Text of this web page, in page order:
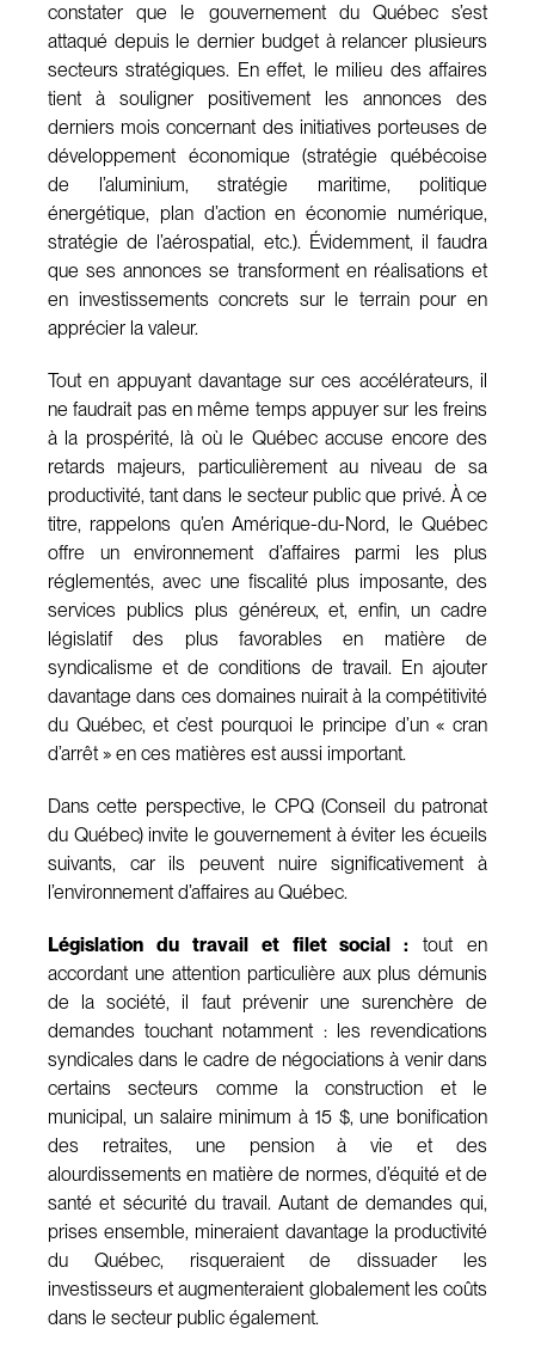
constater que le gouvernement du Québec s’est
attaqué depuis le dernier budget à relancer plusieurs
secteurs stratégiques. En effet, le milieu des affaires
tient à souligner positivement les annonces des
derniers mois concernant des initiatives porteuses de
développement économique (stratégie québécoise
de l’aluminium, stratégie maritime, politique
énergétique, plan d’action en économie numérique,
stratégie de l’aérospatial, etc.). Évidemment, il faudra
que ses annonces se transforment en réalisations et
en investissements concrets sur le terrain pour en
apprécier la valeur.
Tout en appuyant davantage sur ces accélérateurs, il
ne faudrait pas en même temps appuyer sur les freins
à la prospérité, là où le Québec accuse encore des
retards majeurs, particulièrement au niveau de sa
productivité, tant dans le secteur public que privé. À ce
titre, rappelons qu’en Amérique-du-Nord, le Québec
offre un environnement d’affaires parmi les plus
réglementés, avec une fiscalité plus imposante, des
services publics plus généreux, et, enfin, un cadre
législatif des plus favorables en matière de
syndicalisme et de conditions de travail. En ajouter
davantage dans ces domaines nuirait à la compétitivité
du Québec, et c’est pourquoi le principe d’un « cran
d’arrêt » en ces matières est aussi important.
Dans cette perspective, le CPQ (Conseil du patronat
du Québec) invite le gouvernement à éviter les écueils
suivants, car ils peuvent nuire significativement à
l’environnement d’affaires au Québec.
Législation du travail et filet social : tout en
accordant une attention particulière aux plus démunis
de la société, il faut prévenir une surenchère de
demandes touchant notamment : les revendications
syndicales dans le cadre de négociations à venir dans
certains secteurs comme la construction et le
municipal, un salaire minimum à 15 $, une bonification
des retraites, une pension à vie et des
alourdissements en matière de normes, d’équité et de
santé et sécurité du travail. Autant de demandes qui,
prises ensemble, mineraient davantage la productivité
du Québec, risqueraient de dissuader les
investisseurs et augmenteraient globalement les coûts
dans le secteur public également.